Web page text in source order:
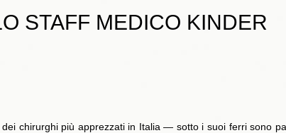
STAFF MEDICO KINDER
chirurghi più apprezzati in Italia — sotto i suoi ferri sono